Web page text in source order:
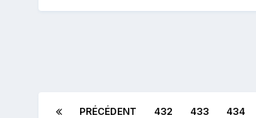
PRÉCÉDENT 432 433 434